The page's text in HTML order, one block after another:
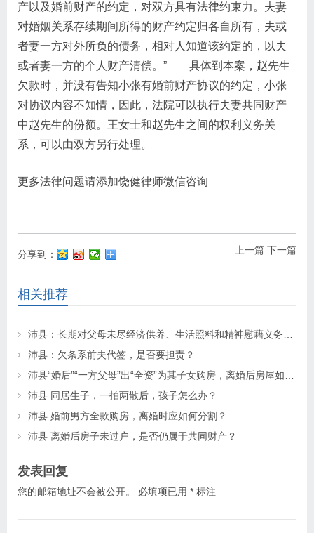
产以及婚前财产的约定，对双方具有法律约束力。夫妻
对婚姻关系存续期间所得的财产约定归各自所有，夫或
者妻一方对外所负的债务，相对人知道该约定的，以夫
或者妻一方的个人财产清偿。” 具体到本案，赵先生
欠款时，并没有告知小张有婚前财产协议的约定，小张
对协议内容不知情，因此，法院可以执行夫妻共同财产
中赵先生的份额。王女士和赵先生之间的权利义务关
系，可以由双方另行处理。
更多法律问题请添加饶健律师微信咨询
上一篇 下一篇
分享到：
相关推荐
沛县：欠条系前夫代签，是否要担责？
沛县 同居生子，一拍两散后，孩子怎么办？
沛县 婚前男方全款购房，离婚时应如何分割？
沛县 离婚后房子未过户，是否仍属于共同财产？
发表回复
您的邮箱地址不会被公开。 必填项已用 * 标注